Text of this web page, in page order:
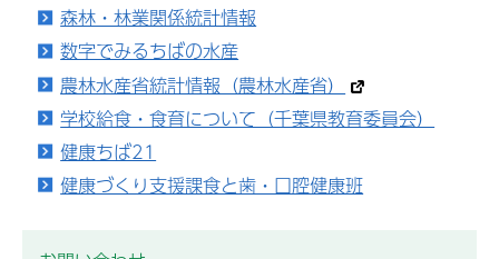
森林・林業関係統計情報
数字でみるちばの水産
農林水産省統計情報（農林水産省）
学校給食・食育について（千葉県教育委員会）
健康ちば21
健康づくり支援課食と歯・口腔健康班